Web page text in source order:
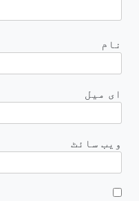
نام
ای میل
ویب‌ سائٹ